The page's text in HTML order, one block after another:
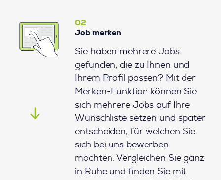
02
Job merken
Sie haben mehrere Jobs
gefunden, die zu Ihnen und
Ihrem Profil passen? Mit der
Merken-Funktion können Sie
sich mehrere Jobs auf Ihre
Wunschliste setzen und später
entscheiden, für welchen Sie
sich bei uns bewerben
möchten. Vergleichen Sie ganz
in Ruhe und finden Sie mit